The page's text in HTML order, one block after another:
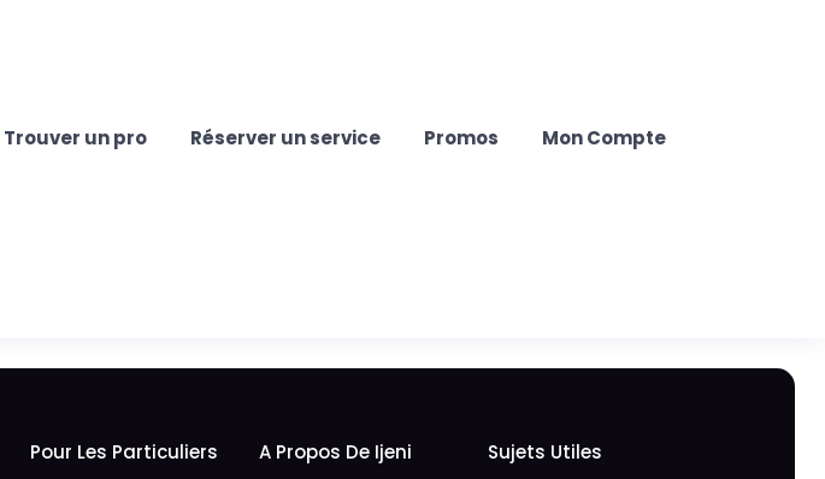
Trouver un pro Réserver un service Promos Mon Compte
Pour Les Particuliers
A Propos De Ijeni
Sujets Utiles